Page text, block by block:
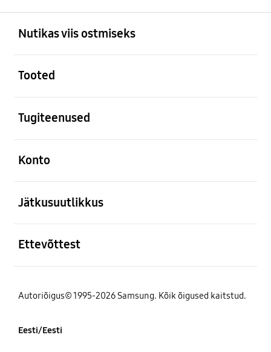
Nutikas viis ostmiseks
Tooted
Tugiteenused
Konto
Jätkusuutlikkus
Ettevõttest
Autoriõigus© 1995-2026 Samsung. Kõik õigused kaitstud.
Eesti/Eesti